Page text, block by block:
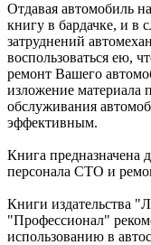
Отдавая автомобиль
книгу в бардачке, и в
затруднений
воспользоваться ею,
ремонт Вашего
изложение материала
обслуживания
эффективным.
Книга предназначена
персонала СТО и
Книги издательства
"Профессионал"
использованию в